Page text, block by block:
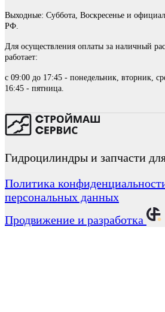
Выходные: Суббота, Воскресенье и
РФ.
Для осуществления оплаты за наличный
работает:
с 09:00 до 17:45 - понедельник, вторник,
16:45 - пятница.
Гидроцилиндры и запчасти
Политика
персональных данных
Продвижение и разработка